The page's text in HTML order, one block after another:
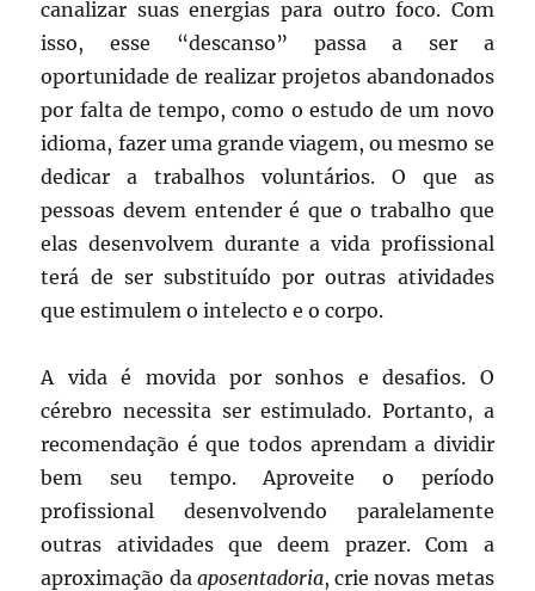
canalizar suas energias para outro foco. Com
isso, esse “descanso” passa a ser a
oportunidade de realizar projetos abandonados
por falta de tempo, como o estudo de um novo
idioma, fazer uma grande viagem, ou mesmo se
dedicar a trabalhos voluntários. O que as
pessoas devem entender é que o trabalho que
elas desenvolvem durante a vida profissional
terá de ser substituído por outras atividades
que estimulem o intelecto e o corpo.
A vida é movida por sonhos e desafios. O
cérebro necessita ser estimulado. Portanto, a
recomendação é que todos aprendam a dividir
bem seu tempo. Aproveite o período
profissional desenvolvendo paralelamente
outras atividades que deem prazer. Com a
aproximação da aposentadoria, crie novas metas